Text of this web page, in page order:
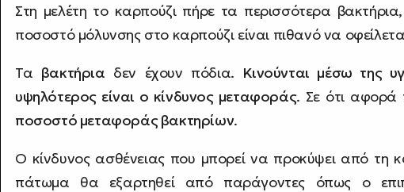
Στη μελέτη το καρπούζι πήρε τα περισσότερα
ποσοστό μόλυνσης στο καρπούζι είναι πιθανό να
Τα βακτήρια δεν έχουν πόδια. Κινούνται μέσω της
υψηλότερος είναι ο κίνδυνος μεταφοράς. Σε ότι αφορά
ποσοστό μεταφοράς βακτηρίων.
Ο κίνδυνος ασθένειας που μπορεί να προκύψει από τη
πάτωμα θα εξαρτηθεί από παράγοντες όπως ο